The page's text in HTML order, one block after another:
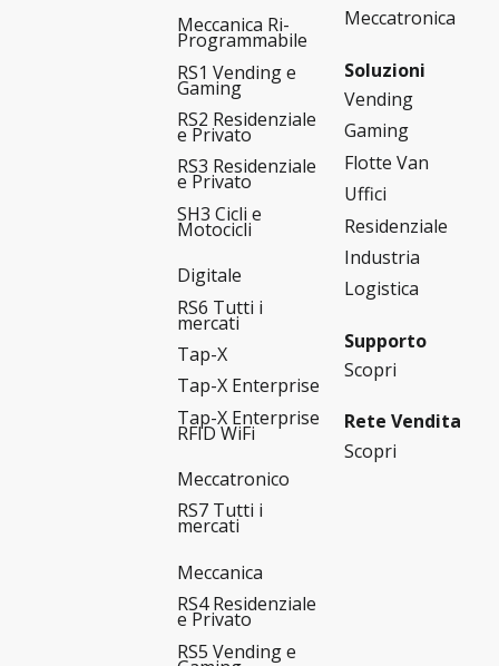
Meccanica Ri-
Programmabile
RS1 Vending e
Gaming
RS2 Residenziale
e Privato
RS3 Residenziale
e Privato
SH3 Cicli e
Motocicli
Digitale
RS6 Tutti i
mercati
Tap-X
Tap-X Enterprise
Tap-X Enterprise
RFID WiFi
Meccatronico
RS7 Tutti i
mercati
Meccanica
RS4 Residenziale
e Privato
RS5 Vending e
Meccatronica
Soluzioni
Vending
Gaming
Flotte Van
Uffici
Residenziale
Industria
Logistica
Supporto
Scopri
Rete Vendita
Scopri